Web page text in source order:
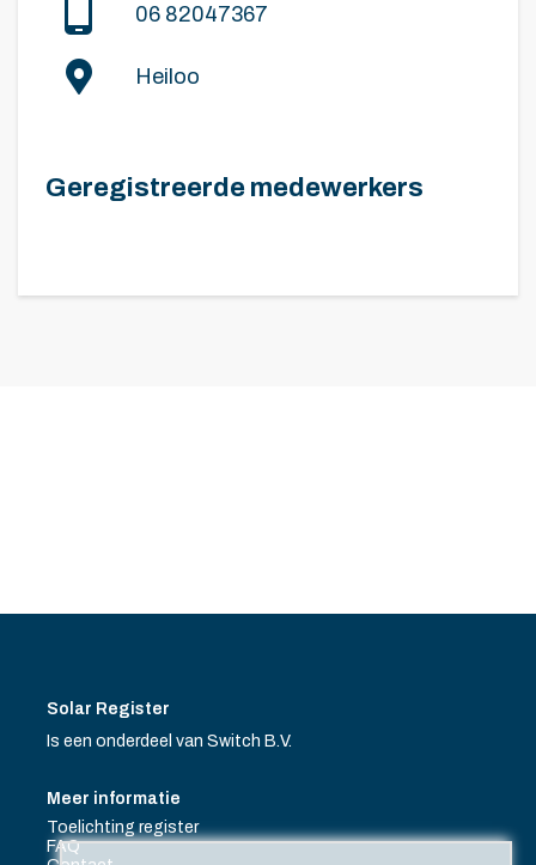
06 82047367
Heiloo
Geregistreerde medewerkers
Solar Register
Is een onderdeel van Switch B.V.
Meer informatie
Toelichting register
FAQ